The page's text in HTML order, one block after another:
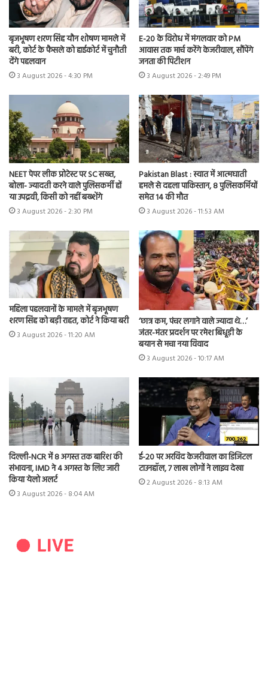
बृजभूषण शरण सिंह यौन शोषण मामले में
बरी, कोर्ट के फैसले को हाईकोर्ट में चुनौती
देंगे पहलवान
3 August 2026 - 4:30 PM
E-20 के विरोध में मंगलवार को PM
आवास तक मार्च करेंगे केजरीवाल, सौंपेंगे
जनता की पिटीशन
3 August 2026 - 2:49 PM
NEET पेपर लीक प्रोटेस्ट पर SC सख्त,
बोला- ज्यादती करने वाले पुलिसकर्मी हों
या उपद्रवी, किसी को नहीं बख्शेंगे
3 August 2026 - 2:30 PM
Pakistan Blast : स्वात में आत्मघाती
हमले से दहला पाकिस्तान, 8 पुलिसकर्मियों
समेत 14 की मौत
3 August 2026 - 11:53 AM
महिला पहलवानों के मामले में बृजभूषण
शरण सिंह को बड़ी राहत, कोर्ट ने किया बरी
3 August 2026 - 11:20 AM
‘छात्र कम, पंचर लगाने वाले ज्यादा थे…’
जंतर-मंतर प्रदर्शन पर रमेश बिधूड़ी के
बयान से मचा नया विवाद
3 August 2026 - 10:17 AM
दिल्ली-NCR में 8 अगस्त तक बारिश की
संभावना, IMD ने 4 अगस्त के लिए जारी
किया येलो अलर्ट
3 August 2026 - 8:04 AM
ई-20 पर अरविंद केजरीवाल का डिजिटल
टाउनहॉल, 7 लाख लोगों ने लाइव देखा
2 August 2026 - 8:13 AM